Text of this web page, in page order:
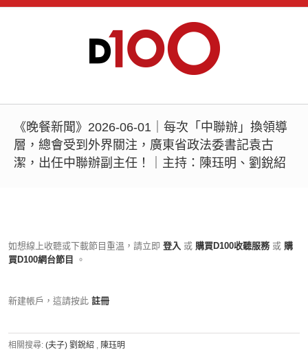
《晚餐新聞》2026-06-01｜每次「中聯辦」換領導
層，總會受到外界關注，廣東省政法委書記袁古
潔，出任中聯辦副主任！｜主持：陳珏明、劉銳紹
如想線上收聽或下載節目重溫，請立即 登入 或 購買D100收聽服務 或 購
買D100網台節目
。
新建帳戶，這請按此 註冊
相關搜尋: (夫子) 劉銳紹 , 陳珏明